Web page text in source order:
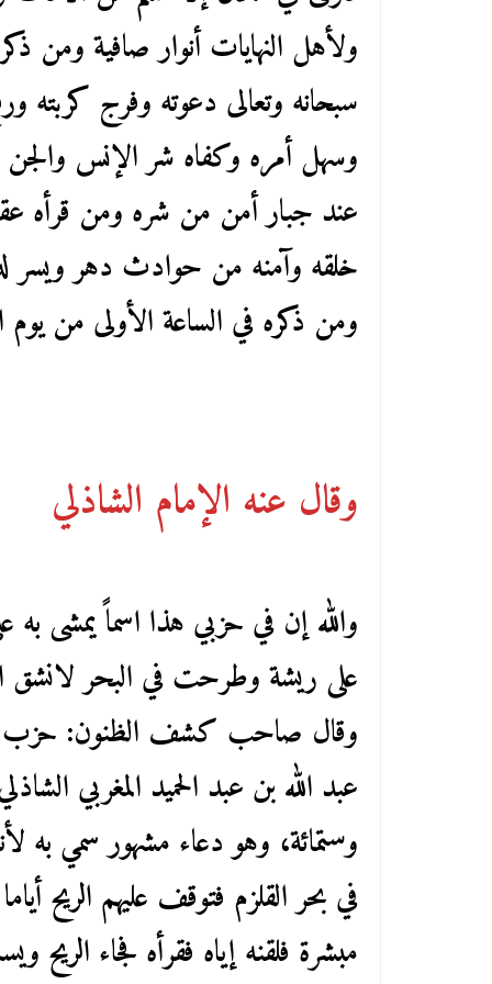
ولأهل النهايات أنوار صافية
سبحانه وتعالى دعوته وفرج كربته
وسهل أمره وكفاه شر الإنس والجن
عند جبار أمن من شره ومن قرأه
خلقه وآمنه من حوادث دهر ويسر
ومن ذكره في الساعة الأولى من يوم
وقال عنه الإمام الشاذلي
والله إن في حزبي هذا اسماً يمشى به
على ريشة وطرحت في البحر لانشق
وقال صاحب كشف الظنون: حزب
وستمائة، وهو دعاء مشهور سمي به
في بحر القلزم فتوقف عليهم الريح
مبشرة فلقنه إياه فقرأه فجاء الريح